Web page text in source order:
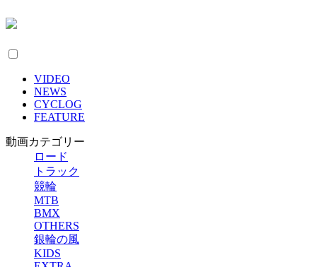
VIDEO
NEWS
CYCLOG
FEATURE
動画カテゴリー
ロード
トラック
競輪
MTB
BMX
OTHERS
銀輪の風
KIDS